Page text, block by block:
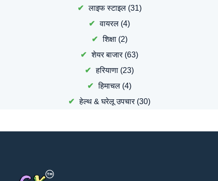
लाइफ स्टाइल(31)
वायरल (4)
शिक्षा(2)
शेयर बाजार(63)
हरियाणा (23)
हिमाचल (4)
हेल्थ & घरेलू उपचार(30)